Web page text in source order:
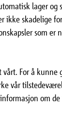
lager og
ikke skadelige
som er
For å kunne
vår
om
tjenester. Vi
E-post: